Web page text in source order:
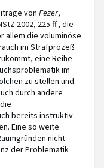
von Fezer,
2002, 225 ff., die
allem die voluminöse
im Strafprozeß
eine Reihe
im
zu stellen und
durch andere
bereits instruktiv
Eine so weite
nicht
der Problematik